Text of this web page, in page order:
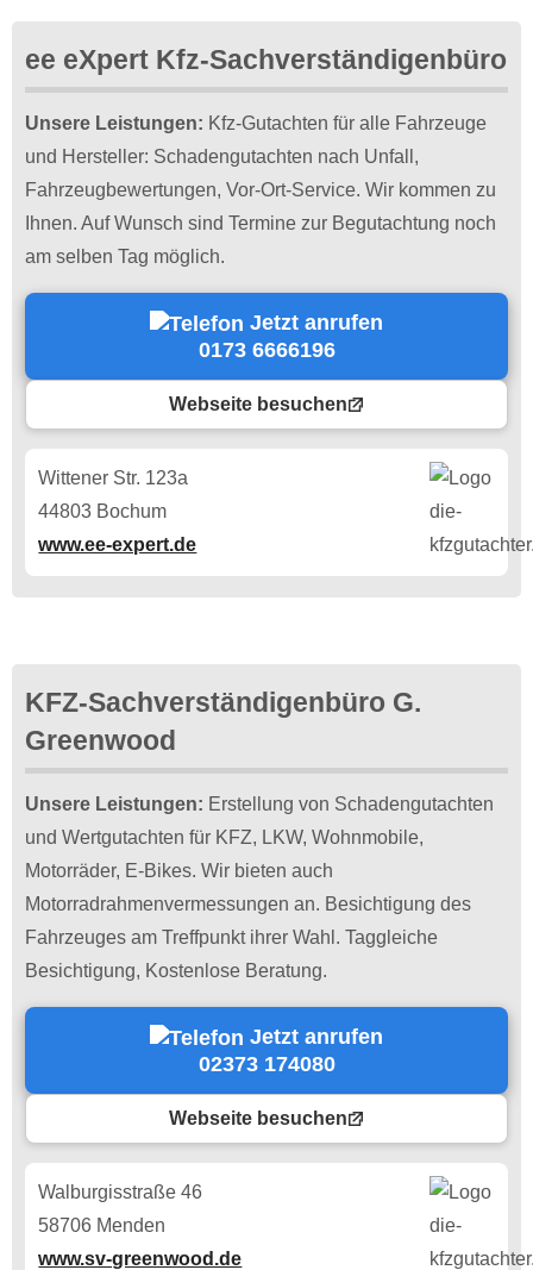
ee eXpert Kfz-Sachverständigenbüro
Unsere Leistungen: Kfz-Gutachten für alle Fahrzeuge
und Hersteller: Schadengutachten nach Unfall,
Fahrzeugbewertungen, Vor-Ort-Service. Wir kommen zu
Ihnen. Auf Wunsch sind Termine zur Begutachtung noch
am selben Tag möglich.
Jetzt anrufen
0173 6666196
Webseite besuchen
Wittener Str. 123a
44803 Bochum
www.ee-expert.de
KFZ-Sachverständigenbüro G.
Greenwood
Unsere Leistungen: Erstellung von Schadengutachten
und Wertgutachten für KFZ, LKW, Wohnmobile,
Motorräder, E-Bikes. Wir bieten auch
Motorradrahmenvermessungen an. Besichtigung des
Fahrzeuges am Treffpunkt ihrer Wahl. Taggleiche
Besichtigung, Kostenlose Beratung.
Jetzt anrufen
02373 174080
Webseite besuchen
Walburgisstraße 46
58706 Menden
www.sv-greenwood.de